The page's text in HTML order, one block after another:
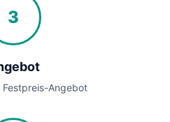
3
Festpreis-Angebot